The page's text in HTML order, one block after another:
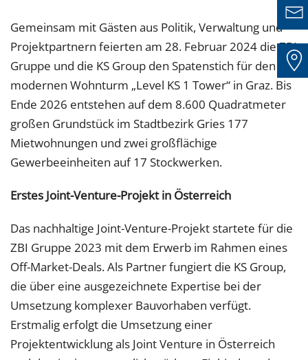
Gemeinsam mit Gästen aus Politik, Verwaltung und
Projektpartnern feierten am 28. Februar 2024 die ZBI
Gruppe und die KS Group den Spatenstich für den
modernen Wohnturm „Level KS 1 Tower“ in Graz. Bis
Ende 2026 entstehen auf dem 8.600 Quadratmeter
großen Grundstück im Stadtbezirk Gries 177
Mietwohnungen und zwei großflächige
Gewerbeeinheiten auf 17 Stockwerken.
Erstes Joint-Venture-Projekt in Österreich
Das nachhaltige Joint-Venture-Projekt startete für die
ZBI Gruppe 2023 mit dem Erwerb im Rahmen eines
Off-Market-Deals. Als Partner fungiert die KS Group,
die über eine ausgezeichnete Expertise bei der
Umsetzung komplexer Bauvorhaben verfügt.
Erstmalig erfolgt die Umsetzung einer
Projektentwicklung als Joint Venture in Österreich